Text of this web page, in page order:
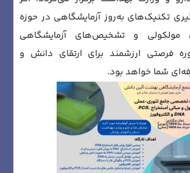
تکنیک‌های به‌روز آزمایشگاهی در حوزه
مولکولی و تشخیص‌های آزمایشگاهی
فرصتی ارزشمند برای ارتقای دانش و
شما خواهد بود.